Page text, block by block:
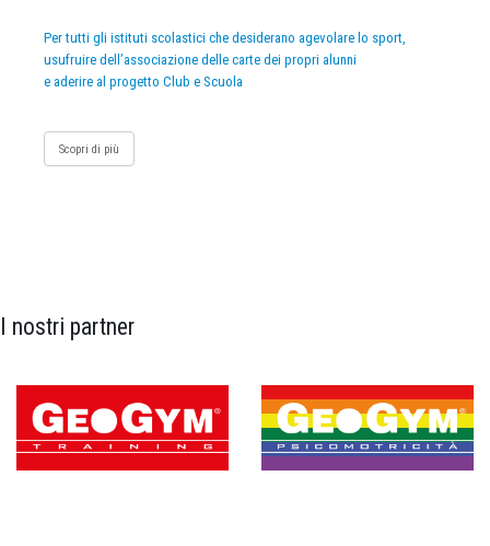
Per tutti gli istituti scolastici che desiderano agevolare lo sport,
usufruire dell’associazione delle carte dei propri alunni
e aderire al progetto Club e Scuola
Scopri di più
I nostri partner